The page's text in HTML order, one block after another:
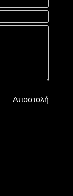
Αποστολή